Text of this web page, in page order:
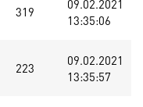
319
09.02.2021
13:35:06
223
09.02.2021
13:35:57